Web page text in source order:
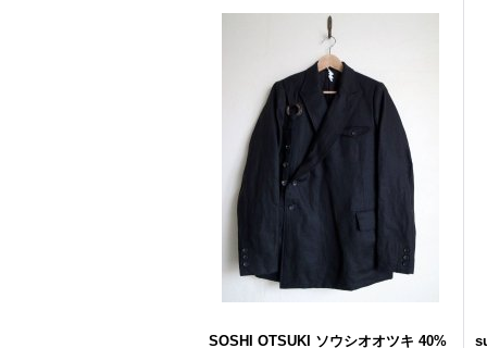
SOSHI OTSUKI ソウシオオツキ 40%